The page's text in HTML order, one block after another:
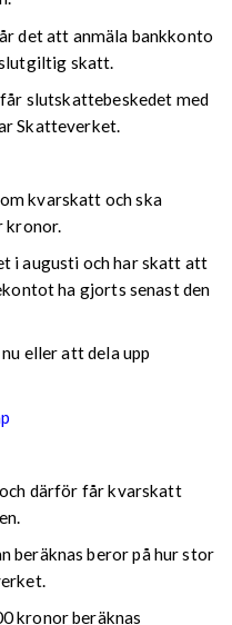
det att anmäla bankkonto
skatt.
slutskattebeskedet med
Skatteverket.
kvarskatt och ska
kronor.
i augusti och har skatt att
ha gjorts senast den
eller att dela upp
därför får kvarskatt
beräknas beror på hur stor
kronor beräknas